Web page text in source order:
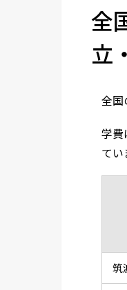
全
立
全国
学費
てい
筑